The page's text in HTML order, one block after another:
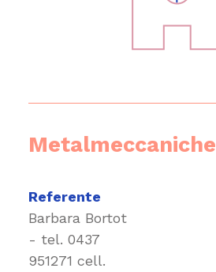
Metalmeccaniche
Referente
Barbara Bortot
- tel. 0437
951271 cell.